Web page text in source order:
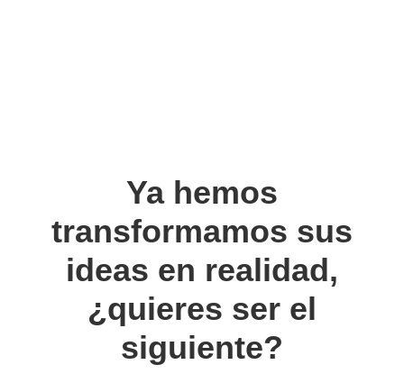
Ya hemos
transformamos sus
ideas en realidad,
¿quieres ser el
siguiente?